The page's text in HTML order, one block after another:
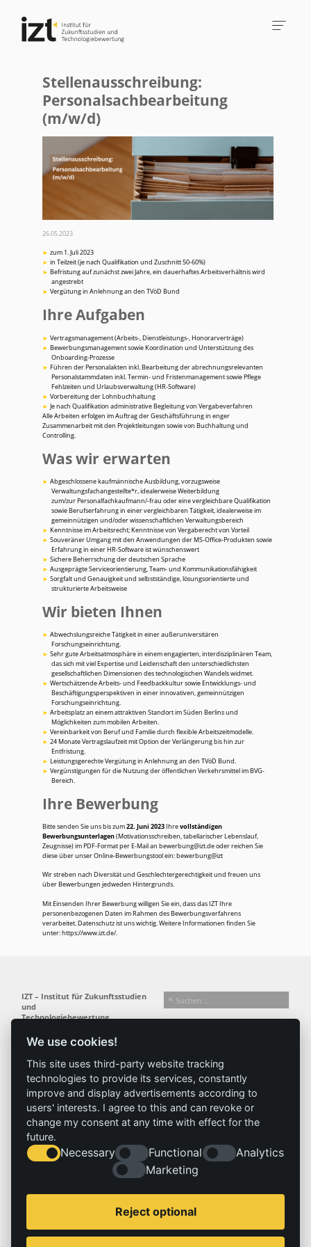
Stellenausschreibung:
Personalsachbearbeitung
(m/w/d)
26.05.2023
zum 1. Juli 2023
in Teilzeit (je nach Qualifikation und Zuschnitt 50-60%)
Befristung auf zunächst zwei Jahre, ein dauerhaftes Arbeitsverhältnis wird
angestrebt
Vergütung in Anlehnung an den TVöD Bund
Ihre Aufgaben
Vertragsmanagement (Arbeits-, Dienstleistungs-, Honorarverträge)
Bewerbungsmanagement sowie Koordination und Unterstützung des
Onboarding-Prozesse
Führen der Personalakten inkl. Bearbeitung der abrechnungsrelevanten
Personalstammdaten inkl. Termin- und Fristenmanagement sowie Pflege
Fehlzeiten und Urlaubsverwaltung (HR-Software)
Vorbereitung der Lohnbuchhaltung
Je nach Qualifikation administrative Begleitung von Vergabeverfahren
Alle Arbeiten erfolgen im Auftrag der Geschäftsführung in enger
Zusammenarbeit mit den Projektleitungen sowie von Buchhaltung und
Controlling.
Was wir erwarten
Abgeschlossene kaufmännische Ausbildung, vorzugsweise
Verwaltungsfachangestellte*r, idealerweise Weiterbildung
zum/zur Personalfachkaufmann/-frau oder eine vergleichbare Qualifikation
sowie Berufserfahrung in einer vergleichbaren Tätigkeit, idealerweise im
gemeinnützigen und/oder wissenschaftlichen Verwaltungsbereich
Kenntnisse im Arbeitsrecht; Kenntnisse von Vergaberecht von Vorteil
Souveräner Umgang mit den Anwendungen der MS-Office-Produkten sowie
Erfahrung in einer HR-Software ist wünschenswert
Sichere Beherrschung der deutschen Sprache
Ausgeprägte Serviceorientierung, Team- und Kommunikationsfähigkeit
Sorgfalt und Genauigkeit und selbstständige, lösungsorientierte und
strukturierte Arbeitsweise
Wir bieten Ihnen
Abwechslungsreiche Tätigkeit in einer außeruniversitären
Forschungseinrichtung.
Sehr gute Arbeitsatmosphäre in einem engagierten, interdisziplinären Team,
das sich mit viel Expertise und Leidenschaft den unterschiedlichsten
gesellschaftlichen Dimensionen des technologischen Wandels widmet.
Wertschätzende Arbeits- und Feedbackkultur sowie Entwicklungs- und
Beschäftigungsperspektiven in einer innovativen, gemeinnützigen
Forschungseinrichtung.
Arbeitsplatz an einem attraktiven Standort im Süden Berlins und
Möglichkeiten zum mobilen Arbeiten.
Vereinbarkeit von Beruf und Familie durch flexible Arbeitszeitmodelle.
24 Monate Vertragslaufzeit mit Option der Verlängerung bis hin zur
Entfristung.
Leistungsgerechte Vergütung in Anlehnung an den TVöD Bund.
Vergünstigungen für die Nutzung der öffentlichen Verkehrsmittel im BVG-
Bereich.
Ihre Bewerbung
Bitte senden Sie uns bis zum22. Juni 2023 Ihrevollständigen
Bewerbungsunterlagen(Motivationsschreiben, tabellarischer Lebenslauf,
Zeugnisse) im PDF-Format per E-Mail an bewerbung@izt.deoder reichen Sie
diese über unser Online-Bewerbungstool ein: bewerbung@izt
Wir streben nach Diversität und Geschlechtergerechtigkeit und freuen uns
über Bewerbungen jedweden Hintergrunds.
Mit Einsenden Ihrer Bewerbung willigen Sie ein, dass das IZT Ihre
personenbezogenen Daten im Rahmen des Bewerbungsverfahrens
verarbeitet. Datenschutz ist uns wichtig. Weitere Informationen finden Sie
unter:https://www.izt.de/.
We use cookies!
This site uses third-party website tracking
technologies to provide its services, constantly
improve and display advertisements according to
users' interests. I agree to this and can revoke or
change my consent at any time with effect for the
future.
Necessary Functional
Analytics
Marketing
Reject optional
IZT – Institut für Zukunftsstudien
und
Technologiebewertung
Busseallee 1 · 14163 Berlin
info@izt.de| www.izt.de
Institut
Profil
Team
Gremien
Forschung
Forschungsfelder
Referenz
Ergebnisse
Projekte
Aktuelles
News
Stellenangebote
Impressum
Impressum